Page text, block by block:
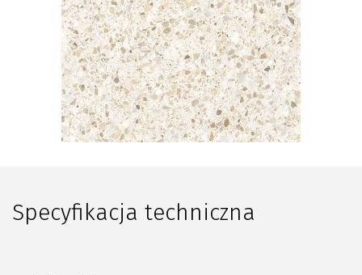
Specyfikacja techniczna
Plan połączenia